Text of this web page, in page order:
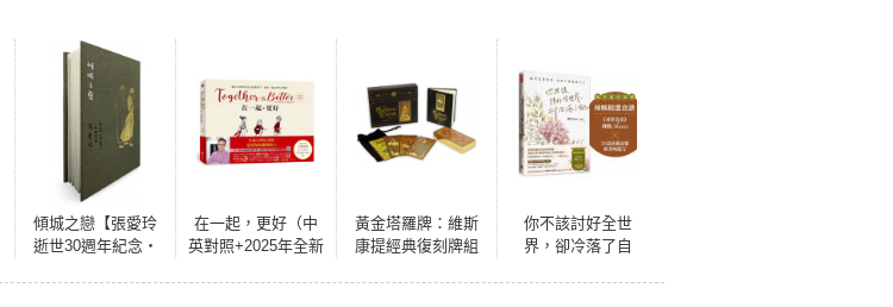
傾城之戀【張愛玲
逝世30週年紀念‧
在一起，更好（中
英對照+2025年全新
黃金塔羅牌：維斯
康提經典復刻牌組
你不該討好全世
界，卻冷落了自